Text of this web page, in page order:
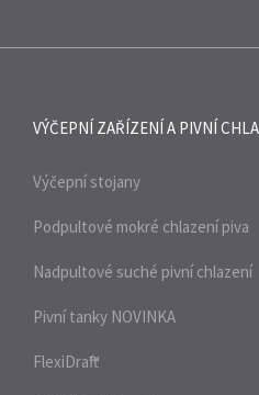
VÝČEPNÍ ZAŘÍZENÍ A PIVNÍ
Výčepní stojany
Podpultové mokré chlazení piva
Nadpultové suché pivní chlazení
Pivní tanky NOVINKA
FlexiDraft™